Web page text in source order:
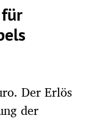
Der Erlös
der